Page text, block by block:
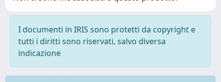
I documenti in IRIS sono protetti da copyright e
tutti i diritti sono riservati, salvo diversa
indicazione